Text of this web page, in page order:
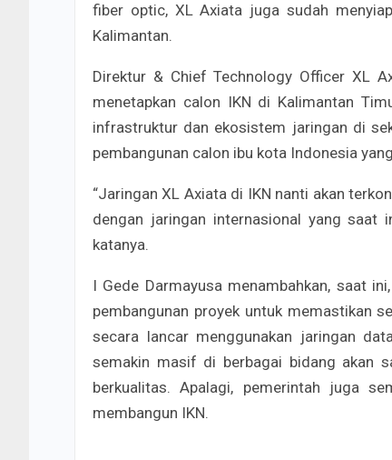
fiber optic, XL Axiata juga sudah
Kalimantan.
Direktur & Chief Technology Officer XL
menetapkan calon IKN di Kalimantan
infrastruktur dan ekosistem jaringan di
pembangunan calon ibu kota Indonesia
“Jaringan XL Axiata di IKN nanti akan
dengan jaringan internasional yang saat
katanya.
I Gede Darmayusa menambahkan, saat
pembangunan proyek untuk memastikan
secara lancar menggunakan jaringan
semakin masif di berbagai bidang akan
berkualitas. Apalagi, pemerintah juga
membangun IKN.